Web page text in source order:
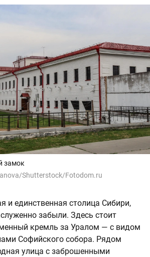
замок
Shutterstock/Fotodom.ru
и единственная столица Сибири,
забыли. Здесь стоит
кремль за Уралом — с видом
Софийского собора. Рядом
улица с заброшенными